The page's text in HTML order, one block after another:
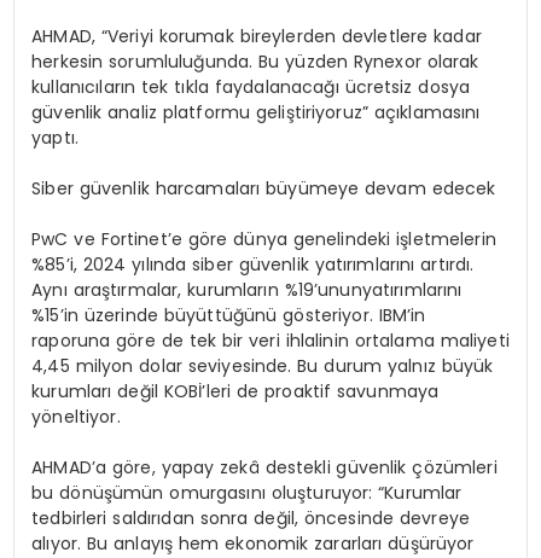
AHMAD, “Veriyi korumak bireylerden devletlere kadar
herkesin sorumluluğunda. Bu yüzden Rynexorolarak
kullanıcıların tek tıkla faydalanacağı ücretsiz dosya
güvenlik analiz platformu geliştiriyoruz” açıklamasını
yaptı.
Siber güvenlik harcamalarıbüyümeye devam edecek
PwC ve Fortinet’e göre dünya genelindeki işletmelerin
%85’i, 2024 yılında siber güvenlik yatırımlarınıartırdı.
Aynı araştırmalar, kurumların %19’ununyatırımlarını
%15’in üzerinde büyüttüğünügösteriyor. IBM’in
raporuna göre de tek bir veri ihlalinin ortalama maliyeti
4,45 milyon dolarseviyesinde. Bu durum yalnız büyük
kurumlarıdeğil KOBİ’leri de proaktif savunmaya
yöneltiyor.
AHMAD’a göre, yapay zekâ destekli güvenlik çözümleri
bu dönüşümün omurgasını oluşturuyor:“Kurumlar
tedbirleri saldırıdan sonra değil, öncesinde devreye
alıyor. Bu anlayış hem ekonomik zararlarıdüşürüyor